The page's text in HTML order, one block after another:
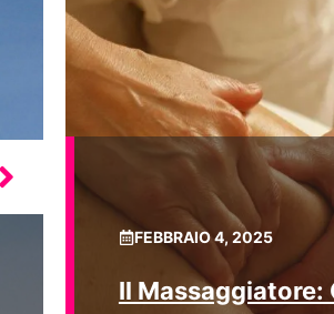
FEBBRAIO 4, 2025
Il Massaggiatore: